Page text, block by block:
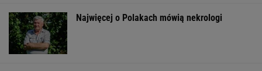
Najwięcej o Polakach mówią nekrologi